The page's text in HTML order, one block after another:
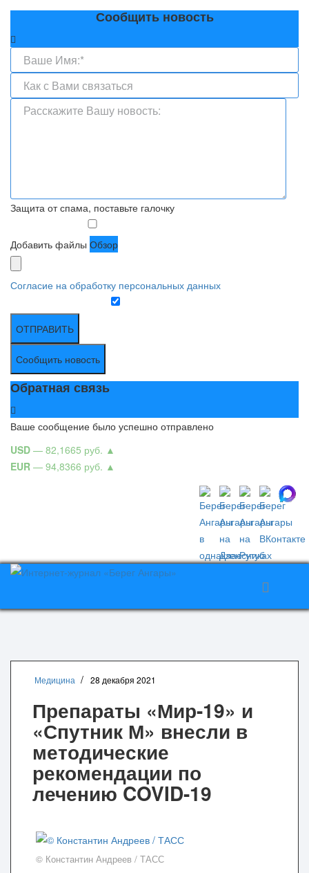
Сообщить новость
Защита от спама, поставьте галочку
Добавить файлы Обзор
Согласие на обработку персональных данных
ОТПРАВИТЬ
Сообщить новость
Обратная связь
Ваше сообщение было успешно отправлено
USD — 82,1665 руб. ▲
EUR — 94,8366 руб. ▲
Медицина 28 декабря 2021
Препараты «Мир-19» и
«Спутник М» внесли в
методические
рекомендации по
лечению COVID-19
© Константин Андреев / ТАСС